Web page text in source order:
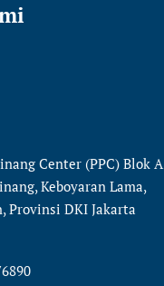
Center (PPC) Blok A
Keboyaran Lama,
Provinsi DKI Jakarta